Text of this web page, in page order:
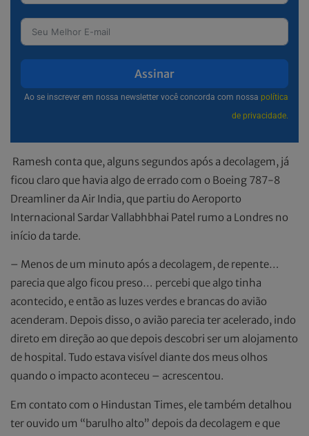
Assinar
Ao se inscrever em nossa newsletter você concorda com nossa política
de privacidade.
Ramesh conta que, alguns segundos após a decolagem, já
ficou claro que havia algo de errado com o Boeing 787-8
Dreamliner da Air India, que partiu do Aeroporto
Internacional Sardar Vallabhbhai Patel rumo a Londres no
início da tarde.
– Menos de um minuto após a decolagem, de repente…
parecia que algo ficou preso… percebi que algo tinha
acontecido, e então as luzes verdes e brancas do avião
acenderam. Depois disso, o avião parecia ter acelerado, indo
direto em direção ao que depois descobri ser um alojamento
de hospital. Tudo estava visível diante dos meus olhos
quando o impacto aconteceu – acrescentou.
Em contato com o Hindustan Times, ele também detalhou
ter ouvido um “barulho alto” depois da decolagem e que